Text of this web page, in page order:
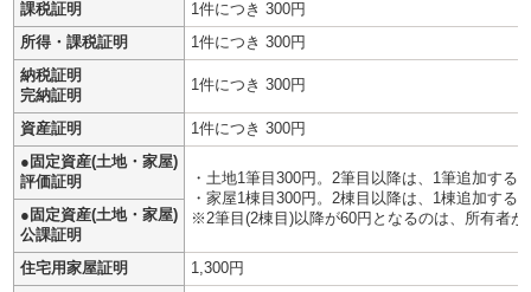
課税証明
1件につき 300円
所得・課税証明
1件につき 300円
納税証明
完納証明
1件につき 300円
資産証明
1件につき 300円
●固定資産(土地・家屋)
評価証明
・土地1筆目300円。2筆目以降は、1筆追加する
・家屋1棟目300円。2棟目以降は、1棟追加する
※2筆目(2棟目)以降が60円となるのは、所有者
●固定資産(土地・家屋)
公課証明
住宅用家屋証明
1,300円